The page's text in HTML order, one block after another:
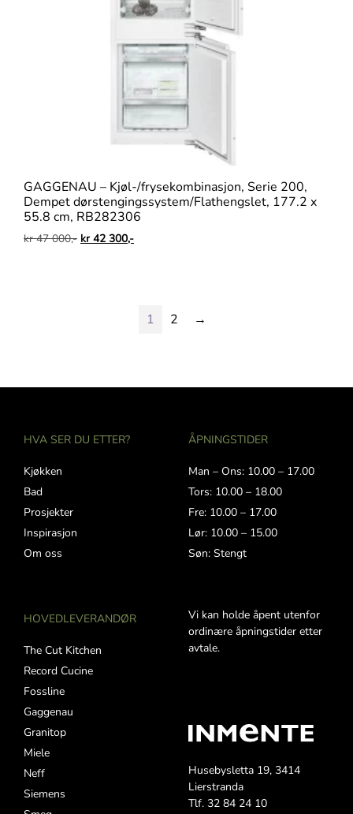
GAGGENAU – Kjøl-/frysekombinasjon, Serie 200,
Dempet dørstengingssystem/Flathengslet, 177.2 x
55.8 cm, RB282306
kr47 000,- kr42 300,-
1 2 →
HVA SER DU ETTER?
Kjøkken
Bad
Prosjekter
Inspirasjon
Om oss
HOVEDLEVERANDØR
The Cut Kitchen
Record Cucine
Fossline
Gaggenau
Granitop
Miele
Neff
Siemens
ÅPNINGSTIDER
Man – Ons: 10.00 – 17.00
Tors: 10.00 – 18.00
Fre: 10.00 – 17.00
Lør: 10.00 – 15.00
Søn: Stengt
Vi kan holde åpent utenfor
ordinære åpningstider etter
avtale.
Husebysletta 19, 3414
Lierstranda
Tlf. 32 84 24 10